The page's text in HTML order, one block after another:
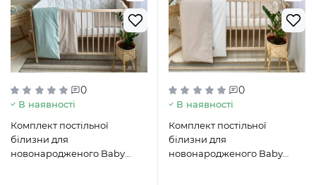
0
В наявності
Комплект постільної
білизни для
новонародженого Baby
0
В наявності
Комплект постільної
білизни для
новонародженого Baby